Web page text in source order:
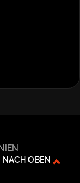
NACH OBEN